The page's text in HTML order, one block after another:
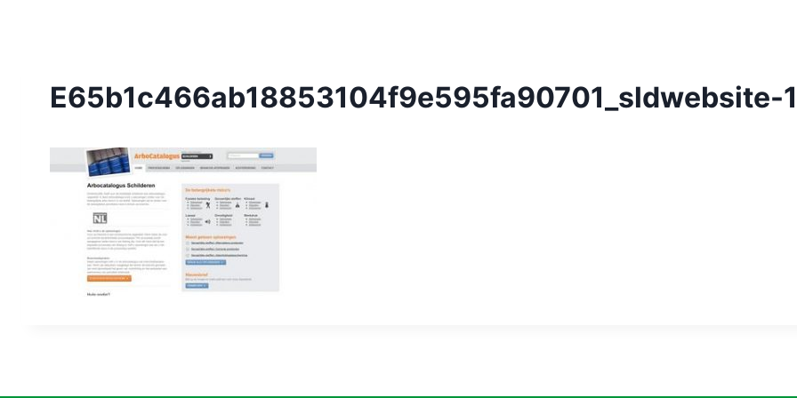
E65b1c466ab18853104f9e595fa90701_sldwebsite-1